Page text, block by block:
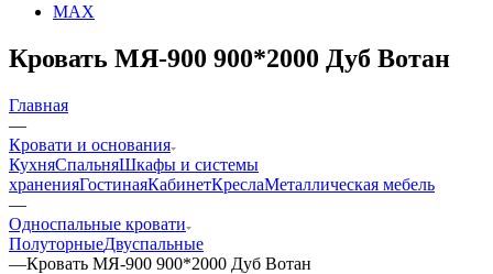
MAX
Кровать МЯ-900 900*2000 Дуб Вотан
Главная
—
Кровати и основания
КухняСпальняШкафы и системы
храненияГостинаяКабинетКреслаМеталлическая мебель
—
Односпальные кровати
ПолуторныеДвуспальные
—Кровать МЯ-900 900*2000 Дуб Вотан